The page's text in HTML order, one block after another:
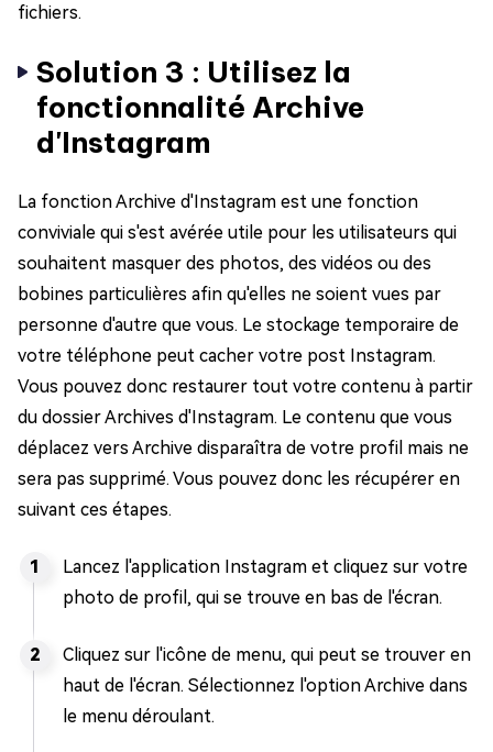
fichiers.
Solution 3 : Utilisez la
fonctionnalité Archive
d'Instagram
La fonction Archive d'Instagram est une fonction
conviviale qui s'est avérée utile pour les utilisateurs qui
souhaitent masquer des photos, des vidéos ou des
bobines particulières afin qu'elles ne soient vues par
personne d'autre que vous. Le stockage temporaire de
votre téléphone peut cacher votre post Instagram.
Vous pouvez donc restaurer tout votre contenu à partir
du dossier Archives d'Instagram. Le contenu que vous
déplacez vers Archive disparaîtra de votre profil mais ne
sera pas supprimé. Vous pouvez donc les récupérer en
suivant ces étapes.
Lancez l'application Instagram et cliquez sur votre
photo de profil, qui se trouve en bas de l'écran.
Cliquez sur l'icône de menu, qui peut se trouver en
haut de l'écran. Sélectionnez l'option Archive dans
le menu déroulant.